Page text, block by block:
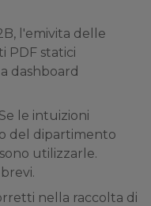
l'emivita delle
PDF statici
dashboard
le intuizioni
del dipartimento
utilizzarle.
nella raccolta di